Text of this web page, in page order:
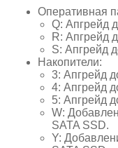
Оперативная
Q: Апгрейд
R: Апгрейд
S: Апгрейд
Накопители:
3: Апгрейд
4: Апгрейд
5: Апгрейд
W:
SATA SSD.
Y: